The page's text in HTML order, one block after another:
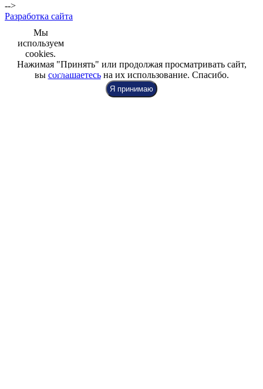
+7 (812) 942-00-99
+7 (812) 918-80-40
+7 (812) 926-86-86
-->
Разработка сайта
Мы
используем
cookies.
Нажимая "Принять" или продолжая просматривать сайт,
вы соглашаетесьна их использование. Спасибо.
Я принимаю